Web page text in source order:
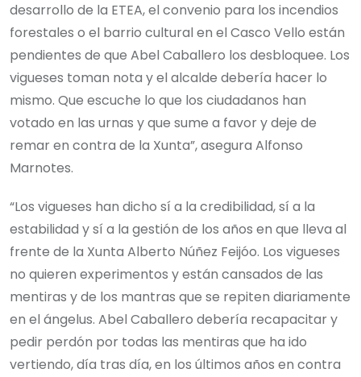
desarrollo de la ETEA, el convenio para los incendios
forestales o el barrio cultural en el Casco Vello están
pendientes de que Abel Caballero los desbloquee. Los
vigueses toman nota y el alcalde debería hacer lo
mismo. Que escuche lo que los ciudadanos han
votado en las urnas y que sume a favor y deje de
remar en contra de la Xunta”, asegura Alfonso
Marnotes.
“Los vigueses han dicho sí a la credibilidad, sí a la
estabilidad y sí a la gestión de los años en que lleva al
frente de la Xunta Alberto Núñez Feijóo. Los vigueses
no quieren experimentos y están cansados de las
mentiras y de los mantras que se repiten diariamente
en el ángelus. Abel Caballero debería recapacitar y
pedir perdón por todas las mentiras que ha ido
vertiendo, día tras día, en los últimos años en contra